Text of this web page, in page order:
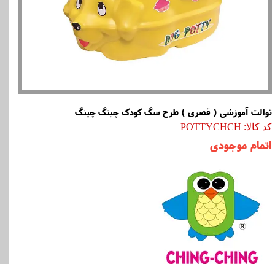
توالت آموزشی ( قصری ) طرح سگ کودک چینگ چینگ
کد کالا: POTTYCHCH
اتمام موجودی